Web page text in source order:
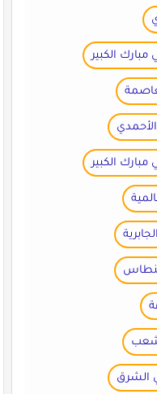
الكبير
الكبير